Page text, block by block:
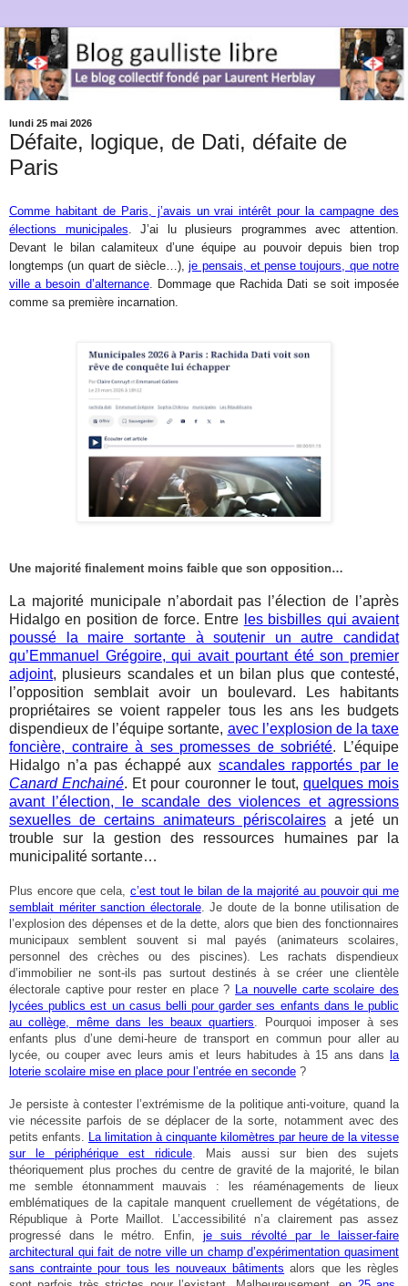
lundi 25 mai 2026
Défaite, logique, de Dati, défaite de
Paris
Comme habitant de Paris, j’avais un vrai intérêt pour la campagne des
élections municipales. J’ai lu plusieurs programmes avec attention.
Devant le bilan calamiteux d’une équipe au pouvoir depuis bien trop
longtemps (un quart de siècle…),je pensais, et pense toujours, que notre
ville a besoin d’alternance. Dommage que Rachida Dati se soit imposée
comme sa première incarnation.
Une majorité finalement moins faible que son opposition…
La majorité municipale n’abordait pas l’élection de l’après
Hidalgo en position de force. Entre les bisbilles qui avaient
poussé la maire sortante à soutenir un autre candidat
qu’Emmanuel Grégoire, qui avait pourtant été son premier
adjoint, plusieurs scandales et un bilan plus que contesté,
l’opposition semblait avoir un boulevard. Les habitants
propriétaires se voient rappeler tous les ans les budgets
dispendieux de l’équipe sortante, avec l’explosion de la taxe
foncière, contraire à ses promesses de sobriété. L’équipe
Hidalgo n’a pas échappé aux scandales rapportés par le
Canard Enchainé. Et pour couronner le tout, quelques mois
avant l’élection, le scandale des violences et agressions
sexuelles de certains animateurs périscolaires a jeté un
trouble sur la gestion des ressources humaines par la
municipalité sortante…
Plus encore que cela, c’est tout le bilan de la majorité au pouvoir qui me
semblait mériter sanction électorale. Je doute de la bonne utilisation de
l’explosion des dépenses et de la dette, alors que bien des fonctionnaires
municipaux semblent souvent si mal payés (animateurs scolaires,
personnel des crèches ou des piscines). Les rachats dispendieux
d’immobilier ne sont-ils pas surtout destinés à se créer une clientèle
électorale captive pour rester en place ?
La nouvelle carte scolaire des
lycées publics est un casus belli pour garder ses enfants dans le public
au collège, même dans les beaux quartiers . Pourquoi imposer à ses
enfants plus d’une demi-heure de transport en commun pour aller au
lycée, ou couper avec leurs amis et leurs habitudes à 15 ans dans
la
loterie scolaire mise en place pour l’entrée en seconde ?
Je persiste à contester l’extrémisme de la politique anti-voiture, quand la
vie nécessite parfois de se déplacer de la sorte, notamment avec des
petits enfants.
La limitation à cinquante kilomètres par heure de la vitesse
sur le périphérique est ridicule . Mais aussi sur bien des sujets
théoriquement plus proches du centre de gravité de la majorité, le bilan
me semble étonnamment mauvais : les réaménagements de lieux
emblématiques de la capitale manquent cruellement de végétations, de
République à Porte Maillot. L’accessibilité n’a clairement pas assez
progressé dans le métro. Enfin, je suis révolté par le laisser-faire
architectural qui fait de notre ville un champ d’expérimentation quasiment
sans contrainte pour tous les nouveaux bâtiments alors que les règles